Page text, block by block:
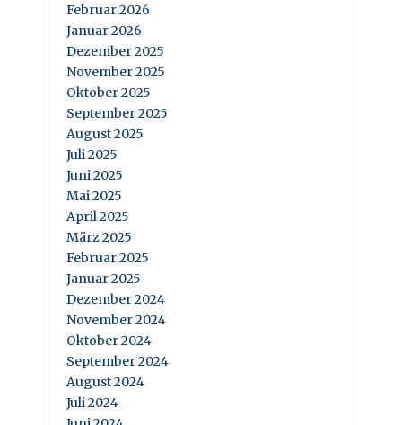
Februar 2026
Januar 2026
Dezember 2025
November 2025
Oktober 2025
September 2025
August 2025
Juli 2025
Juni 2025
Mai 2025
April 2025
März 2025
Februar 2025
Januar 2025
Dezember 2024
November 2024
Oktober 2024
September 2024
August 2024
Juli 2024